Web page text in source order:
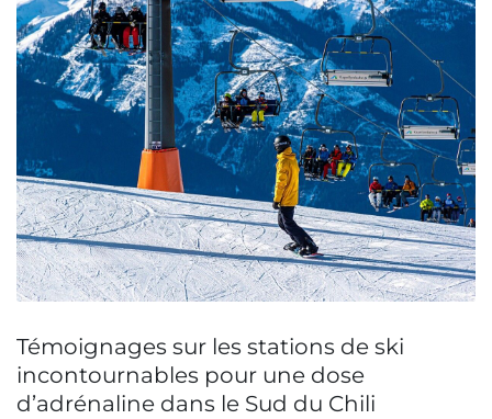
Témoignages sur les stations de ski
incontournables pour une dose
d’adrénaline dans le Sud du Chili